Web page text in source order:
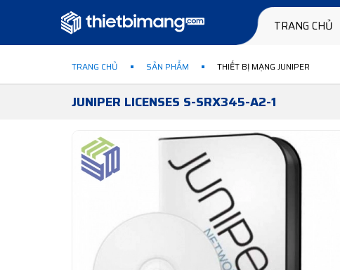
TRANG CHỦ
TRANG CHỦ SẢN PHẨM THIẾT BỊ MẠNG JUNIPER
JUNIPER LICENSES S-SRX345-A2-1